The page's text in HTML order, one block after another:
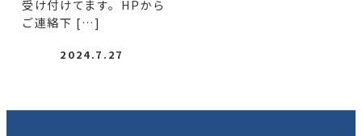
受け付けてます。HPから
ご連絡下 […]
2024.7.27